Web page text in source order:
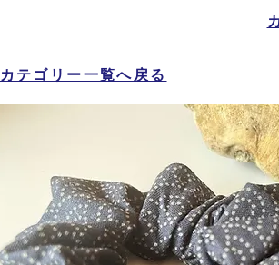
カテゴリー一覧へ戻る